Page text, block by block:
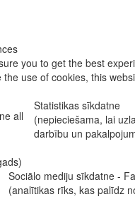
you to get the best
use of cookies, this
all
Statistikas sīkdatne
(nepieciešama, lai
darbību un
Sociālo mediju sīkdatne -
(analītikas rīks, kas palīdz